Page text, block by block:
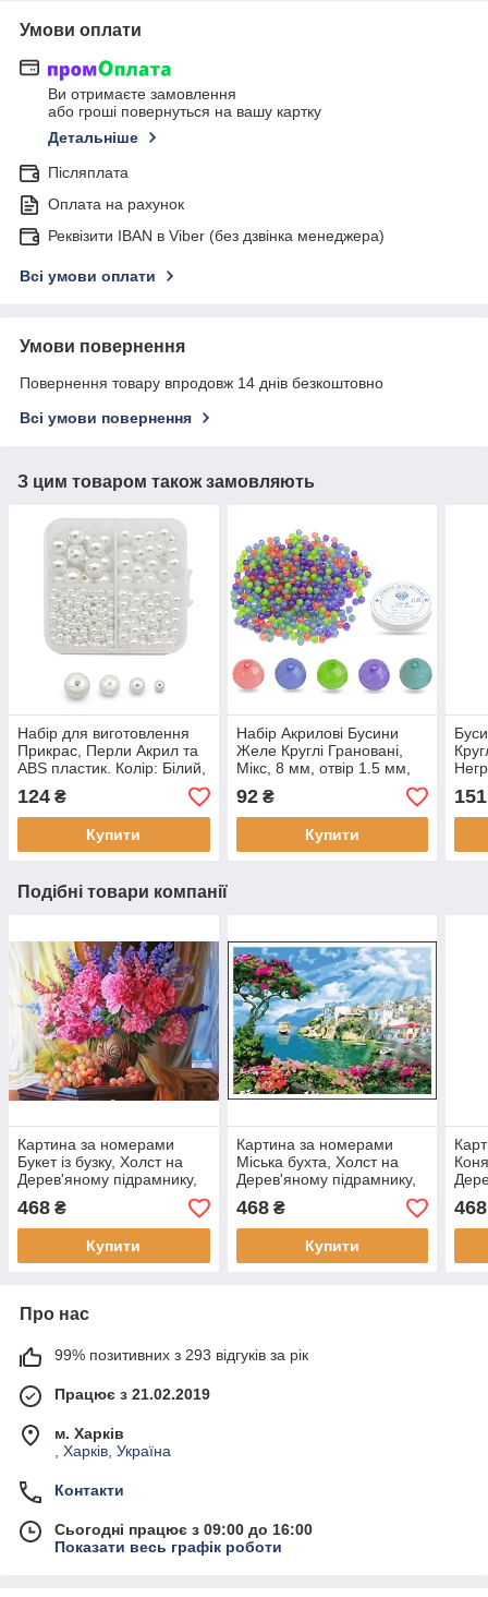
Умови оплати
Ви отримаєте замовлення
або гроші повернуться на вашу картку
Детальніше
Післяплата
Оплата на рахунок
Реквізити IBAN в Viber (без дзвінка менеджера)
Всі умови оплати
Умови повернення
Повернення товару впродовж 14 днів безкоштовно
Всі умови повернення
З цим товаром також замовляють
Набір для виготовлення
Прикрас, Перли Акрил та
ABS пластик. Колір: Білий,
Розмір: 4, 6, 8, 10 мм, (1
набір)
124 ₴
Купити
Набір Акрилові Бусини
Желе Круглі Грановані,
Мікс, 8 мм, отвір 1.5 мм,
приблизно 400 шт. (1
набір)
92₴
Купити
151
Подібні товари компанії
Картина за номерами
Букет із бузку, Холст на
Дерев'яному підрамнику,
Акрилові Фарби, Пензлі,
40х50см, (1 шт)
468 ₴
Купити
Картина за номерами
Міська бухта, Холст на
Дерев'яному підрамнику,
Акрилові Фарби, Пензлі,
40х50см, (1 шт)
468₴
Купити
468
Про нас
99% позитивних з 293 відгуків за рік
Працює з 21.02.2019
м. Харків
, Харків, Україна
Контакти
Сьогодні працює з 09:00 до 16:00
Показати весь графік роботи